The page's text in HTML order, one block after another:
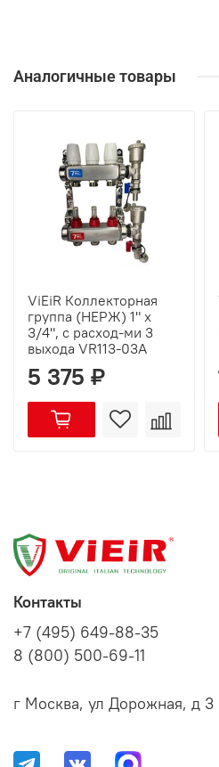
Аналогичные товары
ViEiR Коллекторная
группа (НЕРЖ) 1" х
3/4", с расход-ми 3
выхода VR113-03A
5 375 ₽
Контакты
+7 (495) 649-88-35
8 (800) 500-69-11
г Москва, ул Дорожная, д 3